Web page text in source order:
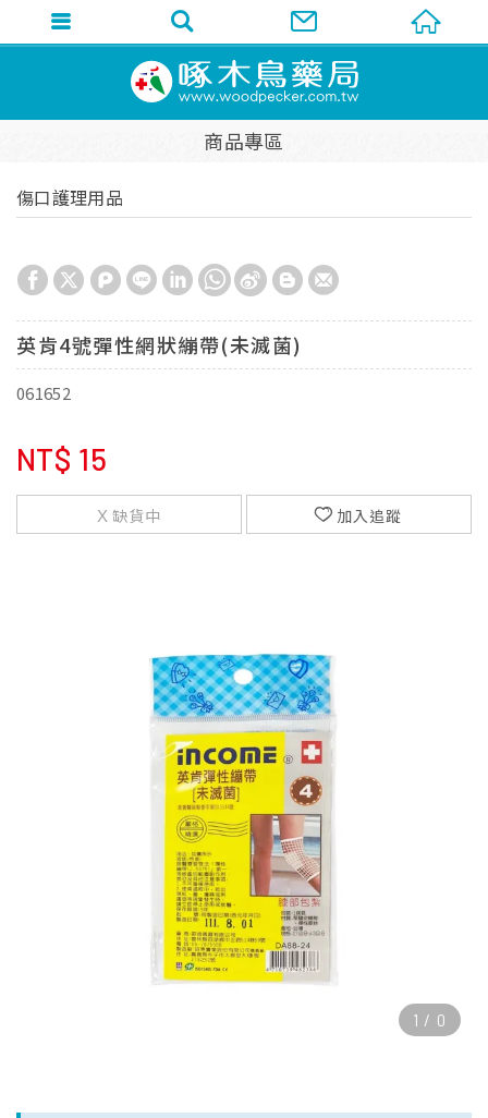
商品專區
傷口護理用品
英肯4號彈性網狀繃帶(未滅菌)
061652
NT$ 15
缺貨中 加入追蹤
1 / 0